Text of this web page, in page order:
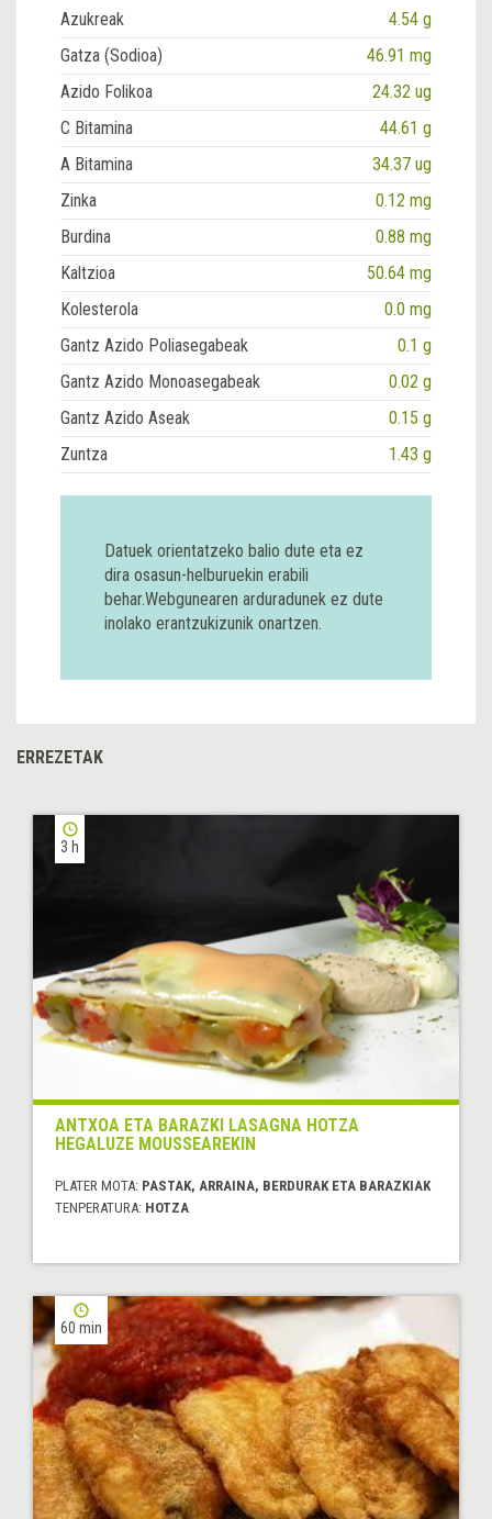
Azukreak
4.54 g
Gatza (Sodioa)
46.91 mg
Azido Folikoa
24.32 ug
C Bitamina
44.61 g
A Bitamina
34.37 ug
Zinka
0.12 mg
Burdina
0.88 mg
Kaltzioa
50.64 mg
Kolesterola
0.0 mg
Gantz Azido Poliasegabeak
0.1 g
Gantz Azido Monoasegabeak
0.02 g
Gantz Azido Aseak
0.15 g
Zuntza
1.43 g
Datuek orientatzeko balio dute eta ez
dira osasun-helburuekin erabili
behar.Webgunearen arduradunek ez dute
inolako erantzukizunik onartzen.
ERREZETAK
3 h
ANTXOA ETA BARAZKI LASAGNA HOTZA
HEGALUZE MOUSSEAREKIN
PLATER MOTA: PASTAK, ARRAINA, BERDURAK ETA BARAZKIAK
TENPERATURA: HOTZA
60 min